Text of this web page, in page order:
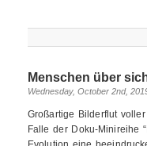
Menschen über
Wednesday, October 2nd,
Großartige Bilderflut
Falle der Doku-Minireihe